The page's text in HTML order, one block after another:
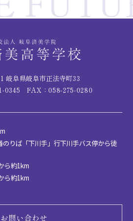
岐阜県岐阜市正法寺町33
0345
FAX：058-275-0280
りば「下川手」行下川手バス停から徒
ら約1km
ら約1km
お問い合わせ